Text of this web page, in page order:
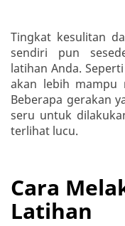
Tingkat kesulitan
sendiri pun
latihan Anda.
akan lebih mampu
Beberapa gerakan
seru untuk
terlihat lucu.
Cara
Latihan